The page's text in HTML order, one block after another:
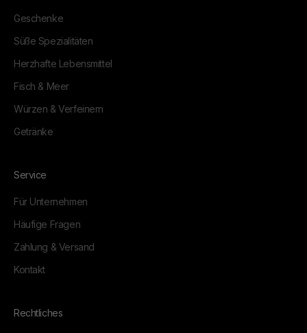
Geschenke
Süße Spezialitäten
Herzhafte Lebensmittel
Fisch & Meer
Würzen & Verfeinern
Getränke
Service
Für Unternehmen
Häufige Fragen
Zahlung & Versand
Kontakt
Rechtliches